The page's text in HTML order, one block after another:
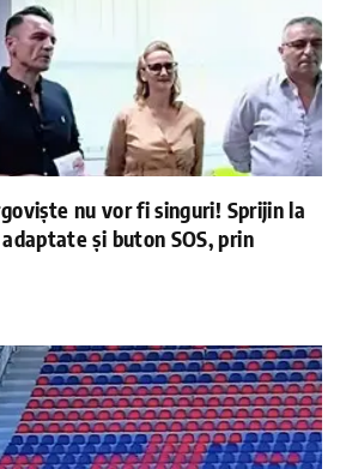
nu vor fi singuri! Sprijin la
și buton SOS, prin